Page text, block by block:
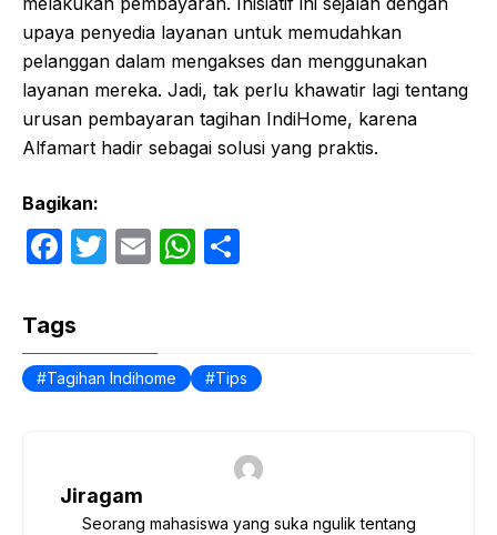
upaya penyedia layanan untuk memudahkan
pelanggan dalam mengakses dan menggunakan
layanan mereka. Jadi, tak perlu khawatir lagi tentang
urusan pembayaran tagihan IndiHome, karena
Alfamart hadir sebagai solusi yang praktis.
Bagikan:
F
c
e
b
k
T
er
E
W
A
Tags
Tagihan Indihome Tips
Jiragam
Seorang mahasiswa yang suka ngulik tentang